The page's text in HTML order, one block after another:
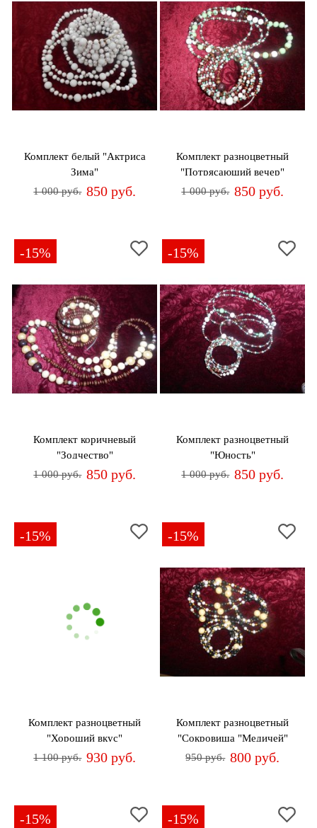
Комплект белый "Актриса
Зима"
1 000 руб. 850 руб.
Комплект разноцветный
"Потрясающий вечер"
1 000 руб. 850 руб.
-15%
Комплект коричневый
"Зодчество"
1 000 руб. 850 руб.
-15%
Комплект разноцветный
"Юность"
1 000 руб. 850 руб.
-15%
Комплект разноцветный
"Хороший вкус"
1 100 руб. 930 руб.
-15%
Комплект разноцветный
"Сокровища "Медичей"
950 руб. 800 руб.
-15% -15%